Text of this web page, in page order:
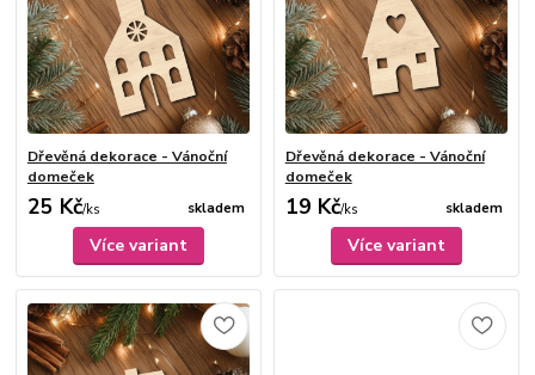
Dřevěná dekorace - Vánoční
domeček
25 Kč/ks skladem
Více variant
Dřevěná dekorace - Vánoční
domeček
19 Kč/ks skladem
Více variant